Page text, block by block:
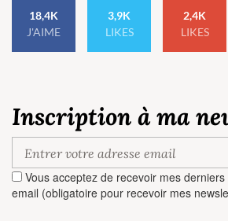
18,4K
J'AIME
3,9K
LIKES
2,4K
LIKES
Inscription à ma
Vous acceptez de recevoir mes
email (obligatoire pour recevoir mes